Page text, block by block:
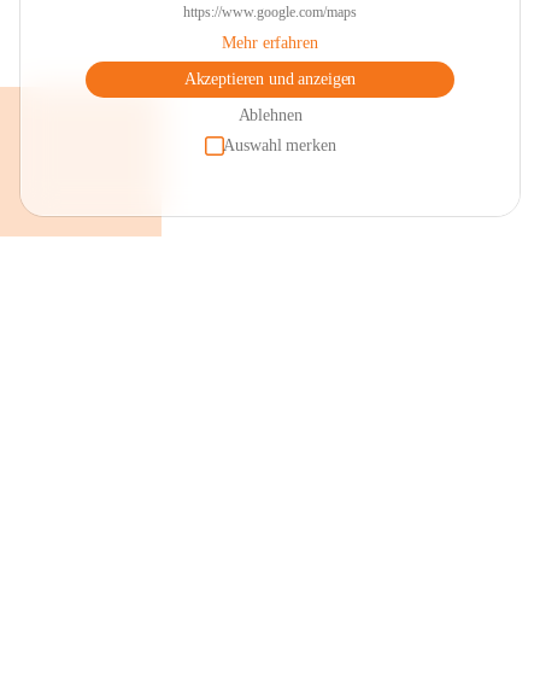
https://www.google.com/maps
Mehr erfahren
Akzeptieren und anzeigen
Ablehnen
Auswahl merken